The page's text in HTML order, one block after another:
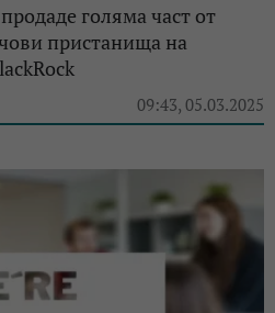
голяма част от
пристанища на
09:43, 05.03.2025